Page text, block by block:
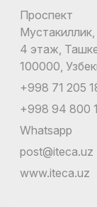
Проспект
4 этаж,
100000,
+998 71 205
+998 94 800
Whatsapp
post@iteca.uz
www.iteca.uz